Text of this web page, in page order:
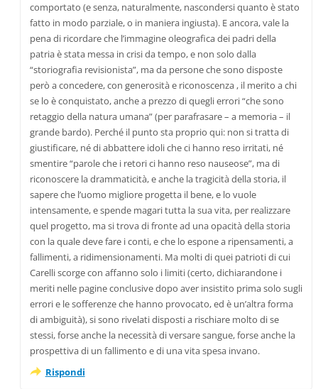
comportato (e senza, naturalmente, nascondersi quanto è stato
fatto in modo parziale, o in maniera ingiusta). E ancora, vale la
pena di ricordare che l’immagine oleografica dei padri della
patria è stata messa in crisi da tempo, e non solo dalla
“storiografia revisionista”, ma da persone che sono disposte
però a concedere, con generosità e riconoscenza , il merito a chi
se lo è conquistato, anche a prezzo di quegli errori “che sono
retaggio della natura umana” (per parafrasare – a memoria – il
grande bardo). Perché il punto sta proprio qui: non si tratta di
giustificare, né di abbattere idoli che ci hanno reso irritati, né
smentire “parole che i retori ci hanno reso nauseose”, ma di
riconoscere la drammaticità, e anche la tragicità della storia, il
sapere che l’uomo migliore progetta il bene, e lo vuole
intensamente, e spende magari tutta la sua vita, per realizzare
quel progetto, ma si trova di fronte ad una opacità della storia
con la quale deve fare i conti, e che lo espone a ripensamenti, a
fallimenti, a ridimensionamenti. Ma molti di quei patrioti di cui
Carelli scorge con affanno solo i limiti (certo, dichiarandone i
meriti nelle pagine conclusive dopo aver insistito prima solo sugli
errori e le sofferenze che hanno provocato, ed è un’altra forma
di ambiguità), si sono rivelati disposti a rischiare molto di se
stessi, forse anche la necessità di versare sangue, forse anche la
prospettiva di un fallimento e di una vita spesa invano.
Rispondi